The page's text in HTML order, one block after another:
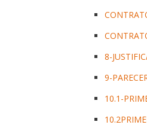
8-
9-
10.1-